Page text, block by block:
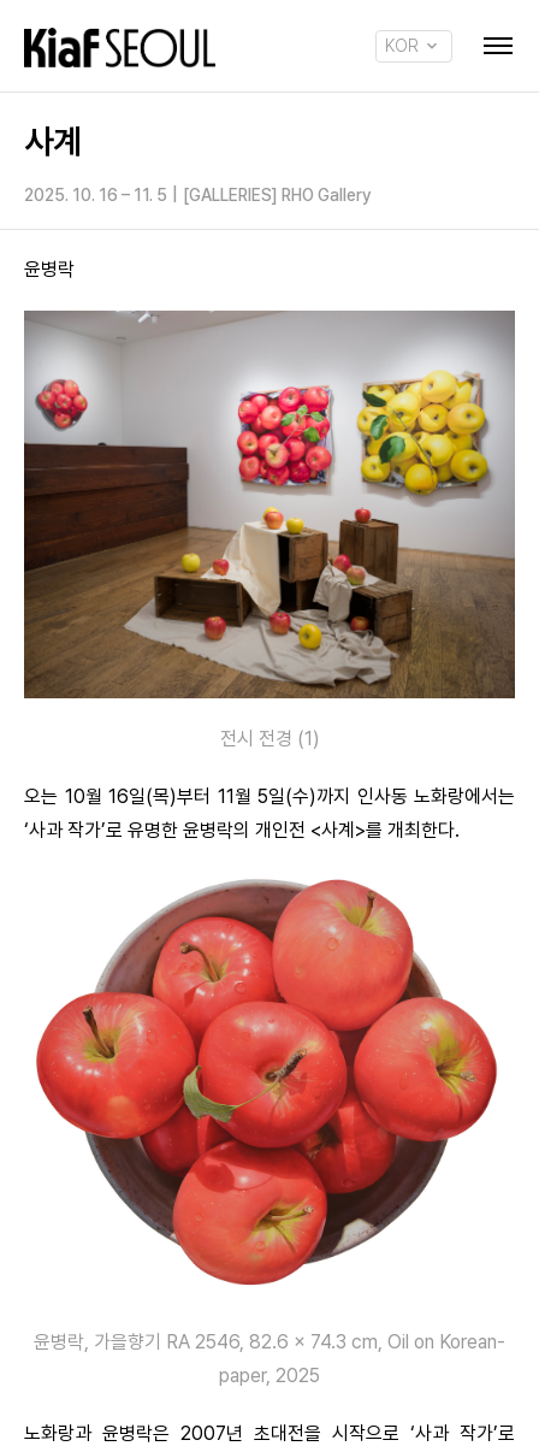
KOR
사계
2025. 10. 16 – 11. 5 [GALLERIES] RHO Gallery
윤병락
전시 전경 (1)
오는 10월 16일(목)부터 11월 5일(수)까지 인사동 노화랑에서는
‘사과 작가’로 유명한 윤병락의 개인전 <사계>를 개최한다.
윤병락, 가을향기 RA 2546, 82.6 x 74.3 cm, Oil on Korean-
paper, 2025
노화랑과 윤병락은 2007년 초대전을 시작으로 ‘사과 작가’로